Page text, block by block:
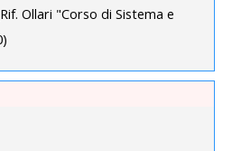
Ollari "Corso di Sistema e